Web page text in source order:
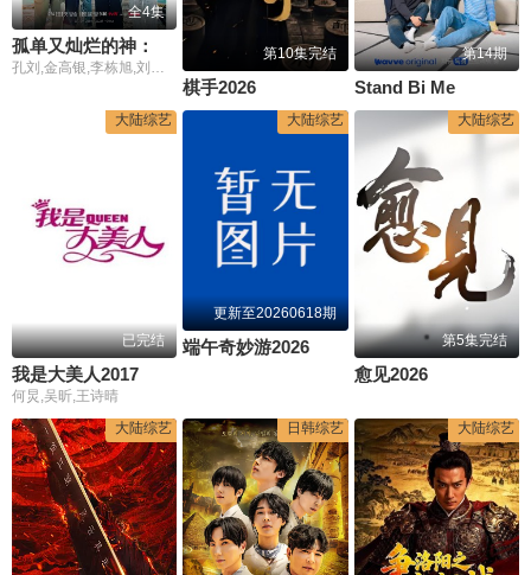
全4集
孔刘,金高银,李栋旭,刘寅娜
第10集完结
棋手2026
第14期
Stand Bi Me
大陆综艺
已完结
我是大美人2017
何炅,吴昕,王诗晴
大陆综艺
更新至20260618期
端午奇妙游2026
大陆综艺
第5集完结
愈见2026
大陆综艺 日韩综艺 大陆综艺